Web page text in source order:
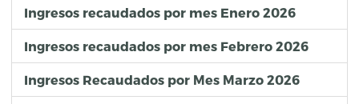
Ingresos recaudados por mes Enero 2026
Ingresos recaudados por mes Febrero 2026
Ingresos Recaudados por Mes Marzo 2026